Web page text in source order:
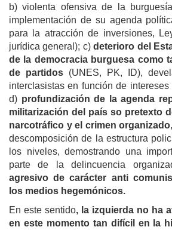
b) violenta ofensiva de la
implementación de su agenda
para la atracción de inversiones,
jurídica general); c) deterioro del
de la democracia burguesa como
de partidos (UNES, PK, ID),
interclasistas en función de
d) profundización de la agenda
militarización del país so pretexto
narcotráfico y el crimen organizado
descomposición de la estructura
los niveles, demostrando una
parte de la delincuencia
agresivo de carácter anti
los medios hegemónicos.
En este sentido, la izquierda no ha
en este momento tan difícil en la